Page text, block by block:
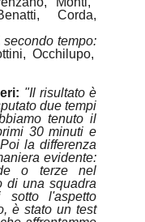
Corda,
tempo:
Occhilupo,
"Il risultato è
due tempi
tenuto il
30 minuti e
la differenza
evidente:
o terze nel
di una squadra
l'aspetto
è stato un test